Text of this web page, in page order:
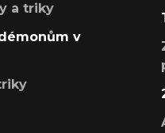
a triky
v